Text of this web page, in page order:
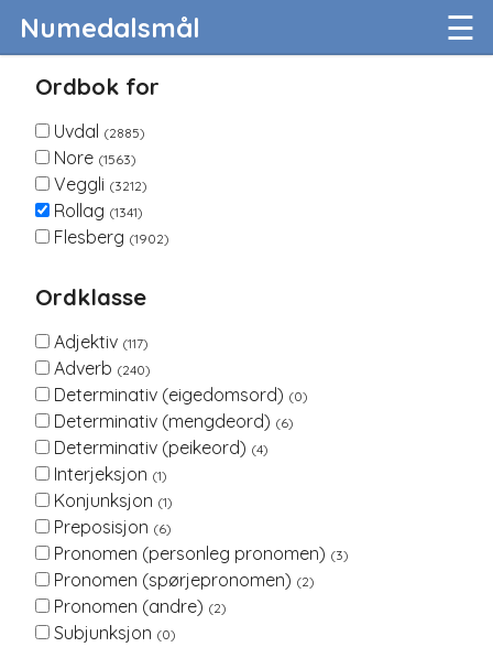
Numedalsmål ☰
Ordbok for
Uvdal (2885)
Nore (1563)
Veggli (3212)
Rollag (1341)
Flesberg (1902)
Ordklasse
Adjektiv (117)
Adverb (240)
Determinativ (eigedomsord) (0)
Determinativ (mengdeord) (6)
Determinativ (peikeord) (4)
Interjeksjon (1)
Konjunksjon (1)
Preposisjon (6)
Pronomen (personleg pronomen) (3)
Pronomen (spørjepronomen) (2)
Pronomen (andre) (2)
Subjunksjon (0)